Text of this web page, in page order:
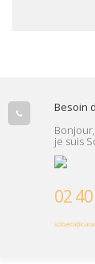
Besoin
Bonjour,
je suis
02